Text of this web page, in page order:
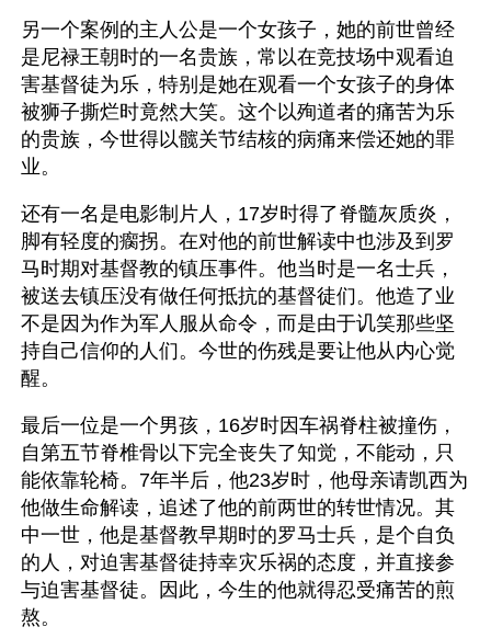
另一个案例的主人公是一个女孩子，她的前世曾经
是尼禄王朝时的一名贵族，常以在竞技场中观看迫
害基督徒为乐，特别是她在观看一个女孩子的身体
被狮子撕烂时竟然大笑。这个以殉道者的痛苦为乐
的贵族，今世得以髋关节结核的病痛来偿还她的罪
业。
还有一名是电影制片人，17岁时得了脊髓灰质炎，
脚有轻度的瘸拐。在对他的前世解读中也涉及到罗
马时期对基督教的镇压事件。他当时是一名士兵，
被送去镇压没有做任何抵抗的基督徒们。他造了业
不是因为作为军人服从命令，而是由于讥笑那些坚
持自己信仰的人们。今世的伤残是要让他从内心觉
醒。
最后一位是一个男孩，16岁时因车祸脊柱被撞伤，
自第五节脊椎骨以下完全丧失了知觉，不能动，只
能依靠轮椅。7年半后，他23岁时，他母亲请凯西为
他做生命解读，追述了他的前两世的转世情况。其
中一世，他是基督教早期时的罗马士兵，是个自负
的人，对迫害基督徒持幸灾乐祸的态度，并直接参
与迫害基督徒。因此，今生的他就得忍受痛苦的煎
熬。